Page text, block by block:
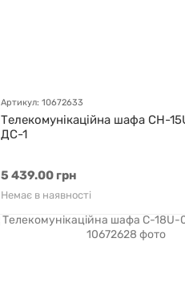
Артикул: 10672633
Телекомунікаційна шафа СН-
ДС-1
5 439.00 грн
Немає в наявності